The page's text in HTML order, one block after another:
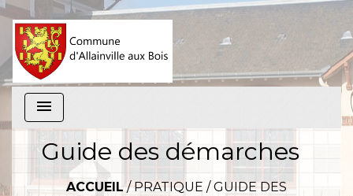
menu
Guide des démarches
ACCUEIL/PRATIQUE /GUIDE DES